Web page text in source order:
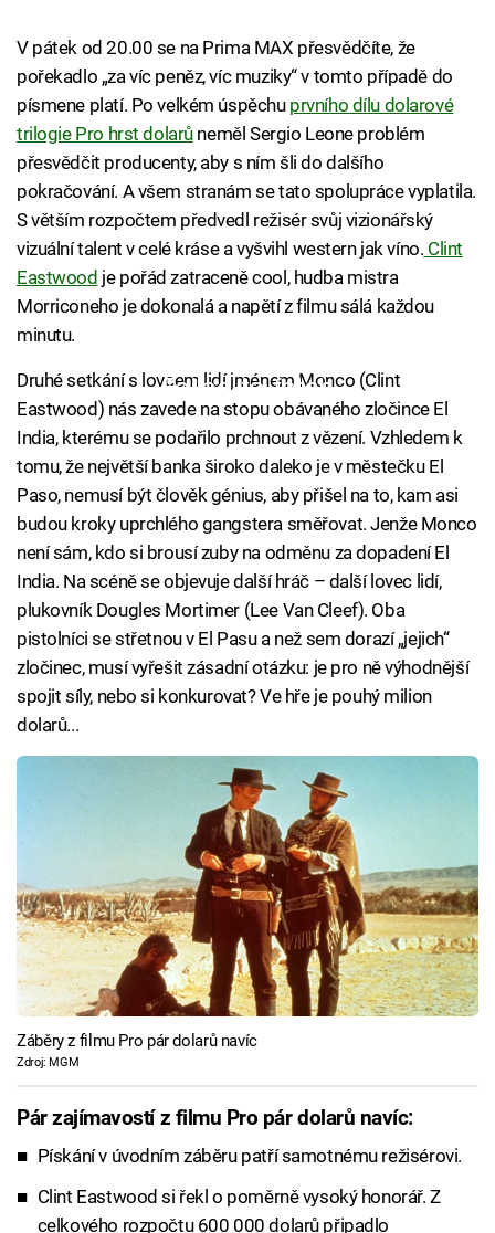
V pátek od 20.00 se na Prima MAX přesvědčíte, že
pořekadlo „za víc peněz, víc muziky“ v tomto případě do
písmene platí. Po velkém úspěchu prvního dílu dolarové
trilogie Pro hrst dolarůneměl Sergio Leone problém
přesvědčit producenty, aby s ním šli do dalšího
pokračování. A všem stranám se tato spolupráce vyplatila.
S větším rozpočtem předvedl režisér svůj vizionářský
vizuální talent v celé kráse a vyšvihl western jak víno. Clint
Eastwood je pořád zatraceně cool, hudba mistra
Morriconeho je dokonalá a napětí z filmu sálá každou
minutu.
Failed to fetch
Druhé setkání s lovcem lidí jménem Monco (Clint
Eastwood) nás zavede na stopu obávaného zločince El
India, kterému se podařilo prchnout z vězení. Vzhledem k
tomu, že největší banka široko daleko je v městečku El
Paso, nemusí být člověk génius, aby přišel na to, kam asi
budou kroky uprchlého gangstera směřovat. Jenže Monco
není sám, kdo si brousí zuby na odměnu za dopadení El
India. Na scéně se objevuje další hráč – další lovec lidí,
plukovník Dougles Mortimer (Lee Van Cleef). Oba
pistolníci se střetnou v El Pasu a než sem dorazí „jejich“
zločinec, musí vyřešit zásadní otázku: je pro ně výhodnější
spojit síly, nebo si konkurovat? Ve hře je pouhý milion
dolarů...
Záběry z filmu Pro pár dolarů navíc
Zdroj: MGM
Pár zajímavostí z filmu Pro pár dolarů navíc:
Pískání v úvodním záběru patří samotnému režisérovi.
Clint Eastwood si řekl o poměrně vysoký honorář. Z
celkového rozpočtu 600 000 dolarů připadlo